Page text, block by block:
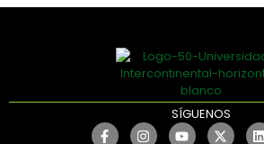
SÍGUENOS